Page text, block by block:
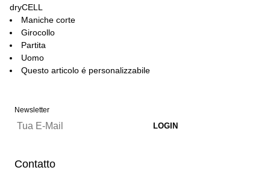
dryCELL
Maniche corte
Girocollo
Partita
Uomo
Questo articolo é personalizzabile
Newsletter
Contatto